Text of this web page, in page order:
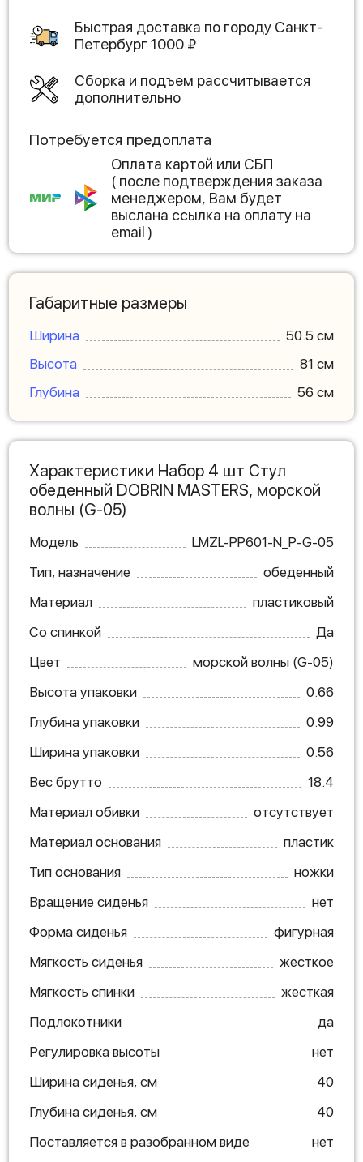
Быстрая доставка по городу Санкт-
Петербург1000 ₽
Сборка и подъем рассчитывается
дополнительно
Потребуется предоплата
Оплата картой или СБП
( после подтверждения заказа
менеджером, Вам будет
выслана ссылка на оплату на
email )
Габаритные размеры
Ширина
50.5 см
Высота
81 см
Глубина
56 см
Характеристики Набор 4 шт Стул
обеденный DOBRIN MASTERS, морской
волны (G-05)
Модель
LMZL-PP601-N_P-G-05
Тип, назначение
обеденный
Материал
пластиковый
Со спинкой
Да
Цвет
морской волны (G-05)
Высота упаковки
0.66
Глубина упаковки
0.99
Ширина упаковки
0.56
Вес брутто
18.4
Материал обивки
отсутствует
Материал основания
пластик
Тип основания
ножки
Вращение сиденья
нет
Форма сиденья
фигурная
Мягкость сиденья
жесткое
Мягкость спинки
жесткая
Подлокотники
да
Регулировка высоты
нет
Ширина сиденья, см
40
Глубина сиденья, см
40
Поставляется в разобранном виде
нет